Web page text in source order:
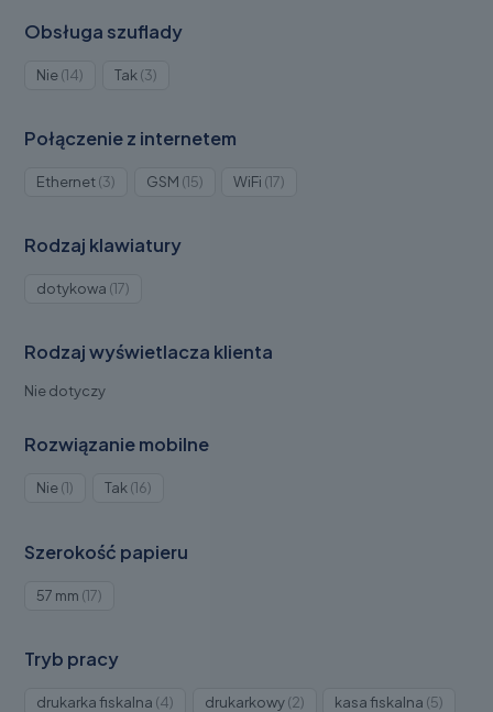
Obsługa szuflady
Nie 14Produkty
Tak 3Produkty
Połączenie z internetem
Ethernet 3Produkty
GSM 15Produkty
WiFi 17Produkty
Rodzaj klawiatury
dotykowa 17Produkty
Rodzaj wyświetlacza klienta
Nie dotyczy
Rozwiązanie mobilne
Nie 1Produkt
Tak 16Produkty
Szerokość papieru
57 mm 17Produkty
Tryb pracy
drukarka fiskalna 4Produktydrukarkowy 2Produktykasa fiskalna 5